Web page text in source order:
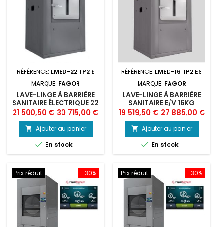
RÉFÉRENCE: LMED-22 TP2 E
MARQUE: FAGOR
LAVE-LINGE À BARRIÈRE
SANITAIRE ÉLECTRIQUE 22
KG FAGOR
Prix
21 500,50 € Prix
de
base
30 715,00 €
 Ajouter au panier
 En stock
RÉFÉRENCE: LMED-16 TP2 ES
MARQUE: FAGOR
LAVE-LINGE À BARRIÈRE
SANITAIRE E/V 16KG
FAGOR
Prix
19 519,50 € Prix
de
base
27 885,00 €
 Ajouter au panier
 En stock
-30%
Prix réduit -30%
Prix réduit